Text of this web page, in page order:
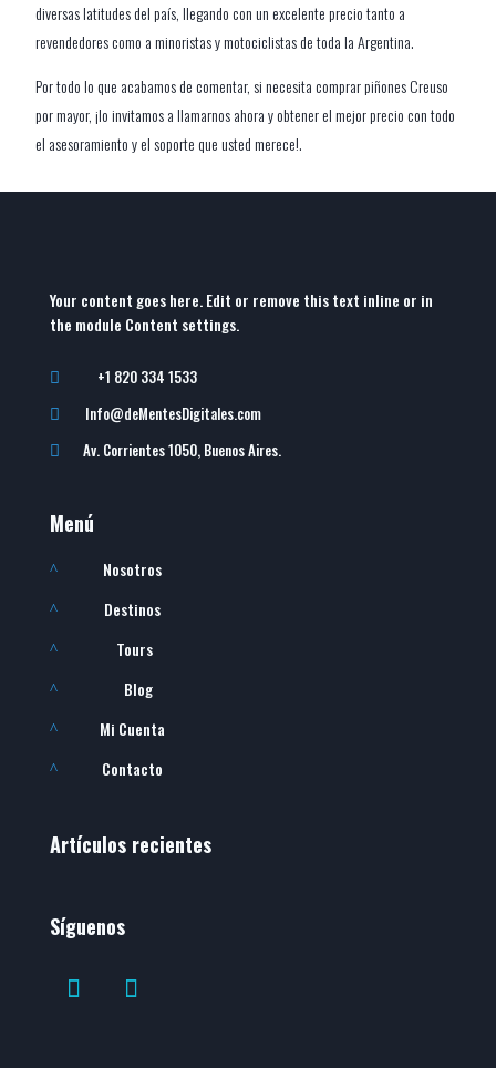
diversas latitudes del país, llegando con un excelente precio tanto a
revendedores como a minoristas y motociclistas de toda la Argentina.
Por todo lo que acabamos de comentar, si necesita comprar piñones Creuso
por mayor, ¡lo invitamos a llamarnos ahora y obtener el mejor precio con todo
el asesoramiento y el soporte que usted merece!.
Your content goes here. Edit or remove this text inline or in
the module Content settings.
 +1 820 334 1533
 Info@deMentesDigitales.com
 Av. Corrientes 1050, Buenos Aires.
Menú
^ Nosotros
^ Destinos
^ Tours
^ Blog
^ Mi Cuenta
^ Contacto
Artículos recientes
Síguenos